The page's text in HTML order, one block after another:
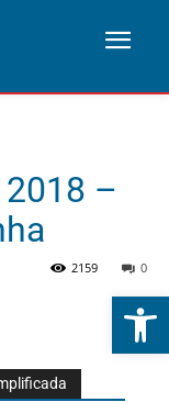
Abrir
–
0
2159